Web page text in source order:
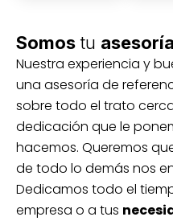
Somostu
Nuestra experiencia y
una asesoría de
sobre todo el trato
dedicación que le
hacemos. Queremos
de todo lo demás nos
Dedicamos todo el
empresa o a tus